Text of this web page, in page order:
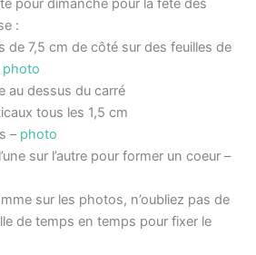
pour dimanche pour la fête des
:
de 7,5 cm de côté sur des feuilles de
photo
au dessus du carré
tous les 1,5 cm
– photo
sur l’autre pour former un coeur –
sur les photos, n’oubliez pas de
de temps en temps pour fixer le